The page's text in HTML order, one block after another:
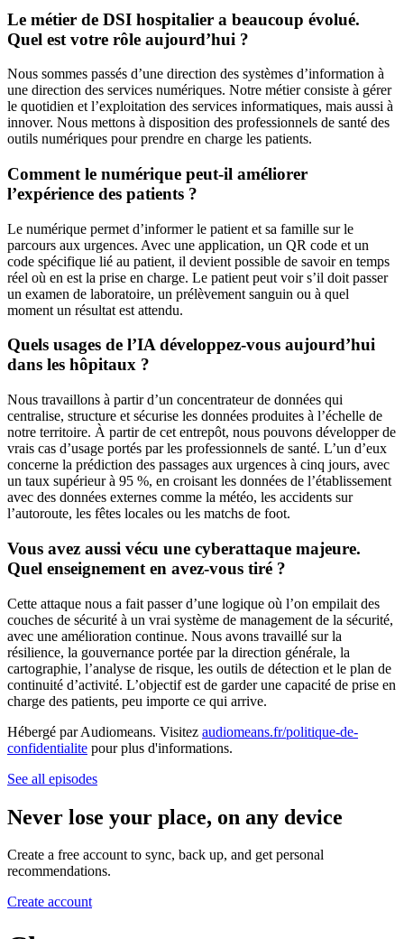
Le métier de DSI hospitalier a beaucoup évolué.
Quel est votre rôle aujourd’hui ?
Nous sommes passés d’une direction des systèmes d’information à
une direction des services numériques. Notre métier consiste à gérer
le quotidien et l’exploitation des services informatiques, mais aussi à
innover. Nous mettons à disposition des professionnels de santé des
outils numériques pour prendre en charge les patients.
Comment le numérique peut-il améliorer
l’expérience des patients ?
Le numérique permet d’informer le patient et sa famille sur le
parcours aux urgences. Avec une application, un QR code et un
code spécifique lié au patient, il devient possible de savoir en temps
réel où en est la prise en charge. Le patient peut voir s’il doit passer
un examen de laboratoire, un prélèvement sanguin ou à quel
moment un résultat est attendu.
Quels usages de l’IA développez-vous aujourd’hui
dans les hôpitaux ?
Nous travaillons à partir d’un concentrateur de données qui
centralise, structure et sécurise les données produites à l’échelle de
notre territoire. À partir de cet entrepôt, nous pouvons développer de
vrais cas d’usage portés par les professionnels de santé. L’un d’eux
concerne la prédiction des passages aux urgences à cinq jours, avec
un taux supérieur à 95 %, en croisant les données de l’établissement
avec des données externes comme la météo, les accidents sur
l’autoroute, les fêtes locales ou les matchs de foot.
Vous avez aussi vécu une cyberattaque majeure.
Quel enseignement en avez-vous tiré ?
Cette attaque nous a fait passer d’une logique où l’on empilait des
couches de sécurité à un vrai système de management de la sécurité,
avec une amélioration continue. Nous avons travaillé sur la
résilience, la gouvernance portée par la direction générale, la
cartographie, l’analyse de risque, les outils de détection et le plan de
continuité d’activité. L’objectif est de garder une capacité de prise en
charge des patients, peu importe ce qui arrive.
Hébergé par Audiomeans. Visitez audiomeans.fr/politique-de-
confidentialite pour plus d'informations.
See all episodes
Never lose your place, on any device
Create a free account to sync, back up, and get personal
recommendations.
Create account